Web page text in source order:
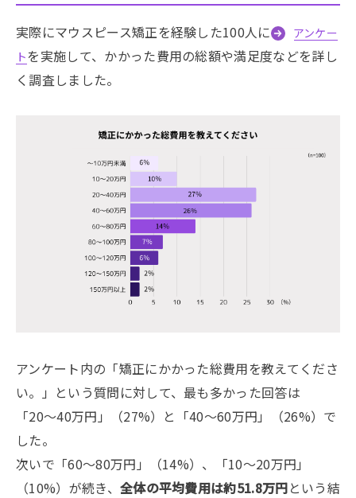
実際にマウスピース矯正を経験した100人に
アンケー
ト を実施して、かかった費用の総額や満足度などを詳し
く調査しました。
アンケート内の「矯正にかかった総費用を教えてくださ
い。」という質問に対して、最も多かった回答は
「20〜40万円」（27%）と「40〜60万円」（26%）で
した。
次いで「60〜80万円」（14%）、「10〜20万円」
（10%）が続き、 全体の平均費用は約51.8万円という結